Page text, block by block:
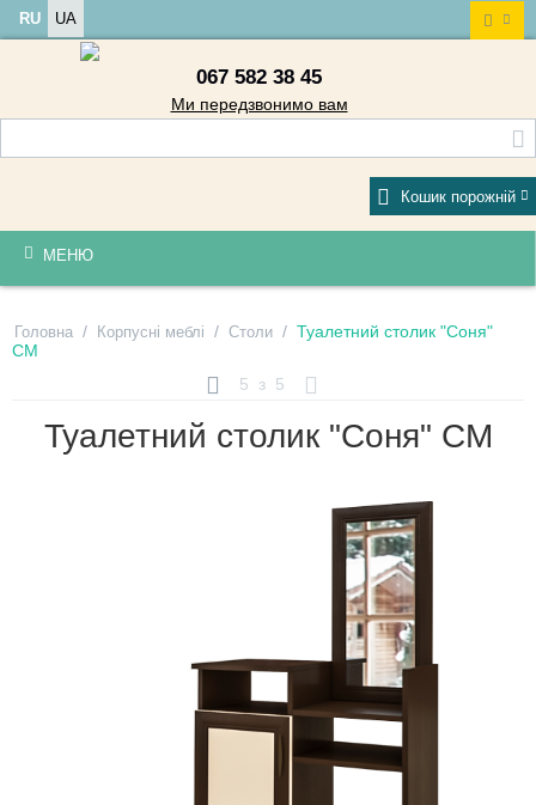
RU UA
067 582 38 45
Ми передзвонимо вам
Кошик порожній
МЕНЮ
Головна / Корпусні меблі / Столи / Туалетний столик "Соня"
СМ
5
з 5
Туалетний столик "Соня" СМ